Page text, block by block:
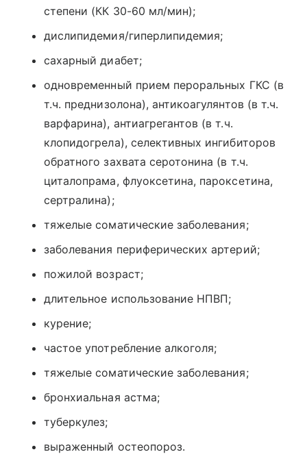
степени (КК 30-60 мл/мин);
дислипидемия/гиперлипидемия;
сахарный диабет;
одновременный прием пероральных ГКС (в
т.ч. преднизолона), антикоагулянтов (в т.ч.
варфарина), антиагрегантов (в т.ч.
клопидогрела), селективных ингибиторов
обратного захвата серотонина (в т.ч.
циталопрама, флуоксетина, пароксетина,
сертралина);
тяжелые соматические заболевания;
заболевания периферических артерий;
пожилой возраст;
длительное использование НПВП;
курение;
частое употребление алкоголя;
тяжелые соматические заболевания;
бронхиальная астма;
туберкулез;
выраженный остеопороз.